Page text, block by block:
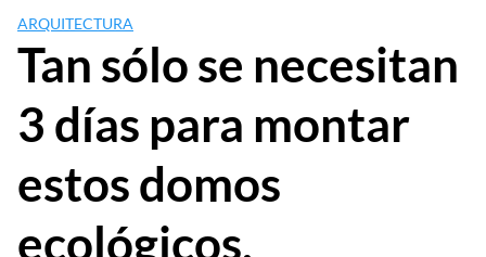
ARQUITECTURA
Tan sólo se necesitan
3 días para montar
estos domos
ecológicos,